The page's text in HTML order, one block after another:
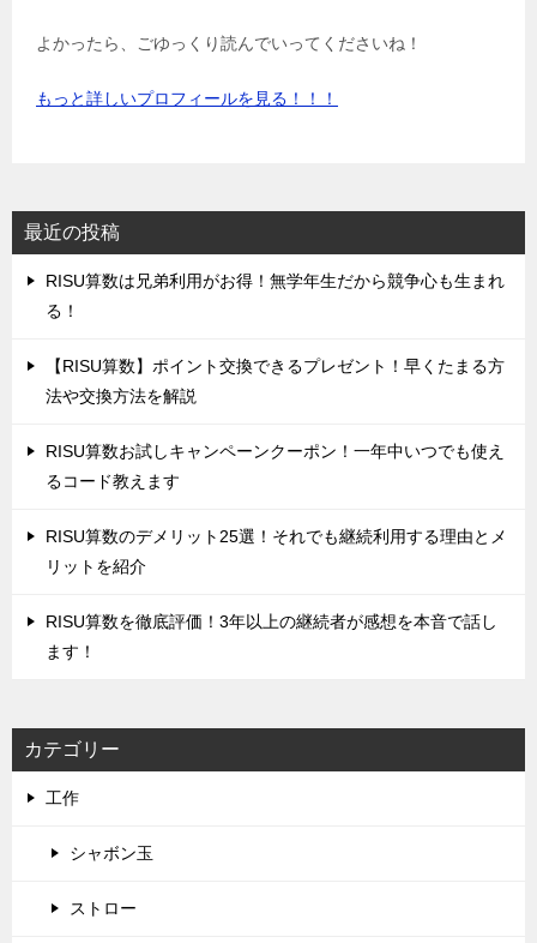
よかったら、ごゆっくり読んでいってくださいね！
もっと詳しいプロフィールを見る！！！
最近の投稿
‌RISU算数は兄弟利用がお得！無学年生だから競争心も生まれ
る！
‌【RISU算数】ポイント交換できるプレゼント！早くたまる方
法や交換方法を解説
‌RISU算数お試しキャンペーンクーポン！一年中いつでも使え
るコード教えます
‌RISU算数のデメリット25選！それでも継続利用する理由とメ
リットを紹介
RISU算数を徹底評価！‌3年以上の継続者が感想を本音で話し
ます！
カテゴリー
工作
シャボン玉
ストロー